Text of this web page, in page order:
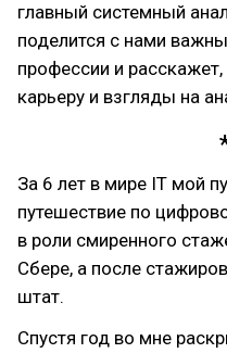
главный системный
поделится с нами
профессии и
карьеру и взгляды на
За 6 лет в мире IT мой
путешествие по
в роли смиренного
Сбере, а после
штат.
Спустя год во мне